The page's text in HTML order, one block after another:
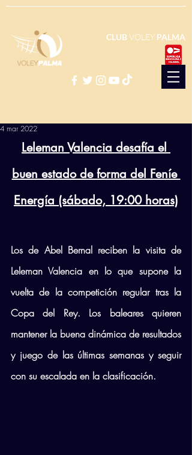
CLUBVOLEY PALMA
4 mar 2022
Leleman Valencia desafía el
buen estado de forma del Feníe
Energía (sábado, 19:00 horas)
Los de Abel Bernal reciben la visita de
Leleman Valencia en lo que supone la
vuelta de la competición regular tras la
Copa del Rey. Los baleares quieren
mantener la buena dinámica de resultados
y juego de las últimas semanas y seguir
con su escalada en la clasificación.